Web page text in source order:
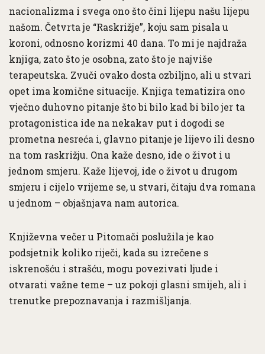
nacionalizma i svega ono što čini lijepu našu lijepu
našom. Četvrta je “Raskrižje”, koju sam pisala u
koroni, odnosno korizmi 40 dana. To mi je najdraža
knjiga, zato što je osobna, zato što je najviše
terapeutska. Zvuči ovako dosta ozbiljno, ali u stvari
opet ima komične situacije. Knjiga tematizira ono
vječno duhovno pitanje što bi bilo kad bi bilo jer ta
protagonistica ide na nekakav put i dogodi se
prometna nesreća i, glavno pitanje je lijevo ili desno
na tom raskrižju. Ona kaže desno, ide o život i u
jednom smjeru. Kaže lijevoj, ide o život u drugom
smjeru i cijelo vrijeme se, u stvari, čitaju dva romana
u jednom – objašnjava nam autorica.
Književna večer u Pitomači poslužila je kao
podsjetnik koliko riječi, kada su izrečene s
iskrenošću i strašću, mogu povezivati ljude i
otvarati važne teme – uz pokoji glasni smijeh, ali i
trenutke prepoznavanja i razmišljanja.